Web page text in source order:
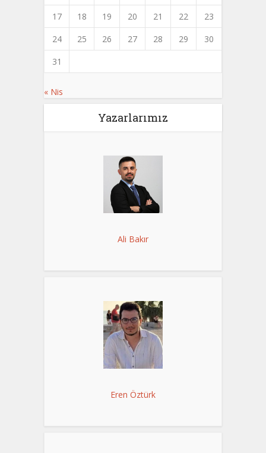
17
18 19 20 21 22
23
24
25 26 27 28 29
30
31
« Nis
Yazarlarımız
Ali Bakır
Eren Öztürk